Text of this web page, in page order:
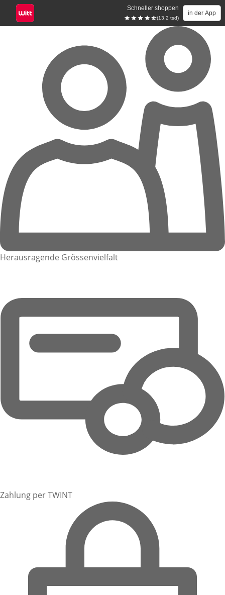
Schneller shoppen
(13.2 tsd)
in der App
Herausragende Grössenvielfalt
Zahlung per TWINT